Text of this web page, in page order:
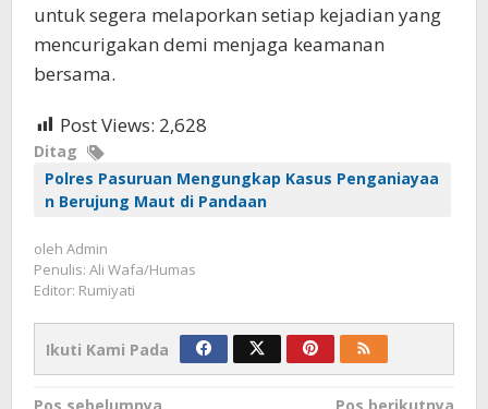
untuk segera melaporkan setiap kejadian yang
mencurigakan demi menjaga keamanan
bersama.
Post Views: 2,628
Ditag
Polres Pasuruan Mengungkap Kasus Penganiayaa
n Berujung Maut di Pandaan
oleh Admin
Penulis: Ali Wafa/Humas
Editor: Rumiyati
Ikuti Kami Pada